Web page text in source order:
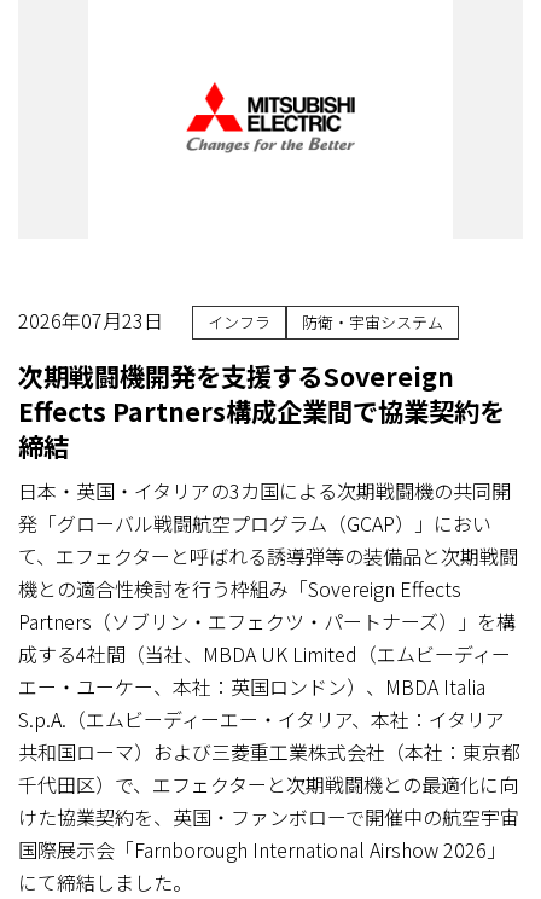
2026年07月23日 インフラ 防衛・宇宙システム
次期戦闘機開発を支援するSovereign
Effects Partners構成企業間で協業契約を
締結
日本・英国・イタリアの3カ国による次期戦闘機の共同開
発「グローバル戦闘航空プログラム（GCAP）」におい
て、エフェクターと呼ばれる誘導弾等の装備品と次期戦闘
機との適合性検討を行う枠組み「Sovereign Effects
Partners（ソブリン・エフェクツ・パートナーズ）」を構
成する4社間（当社、MBDA UK Limited（エムビーディー
エー・ユーケー、本社：英国ロンドン）、MBDA Italia
S.p.A.（エムビーディーエー・イタリア、本社：イタリア
共和国ローマ）および三菱重工業株式会社（本社：東京都
千代田区）で、エフェクターと次期戦闘機との最適化に向
けた協業契約を、英国・ファンボローで開催中の航空宇宙
国際展示会「Farnborough International Airshow 2026」
にて締結しました。